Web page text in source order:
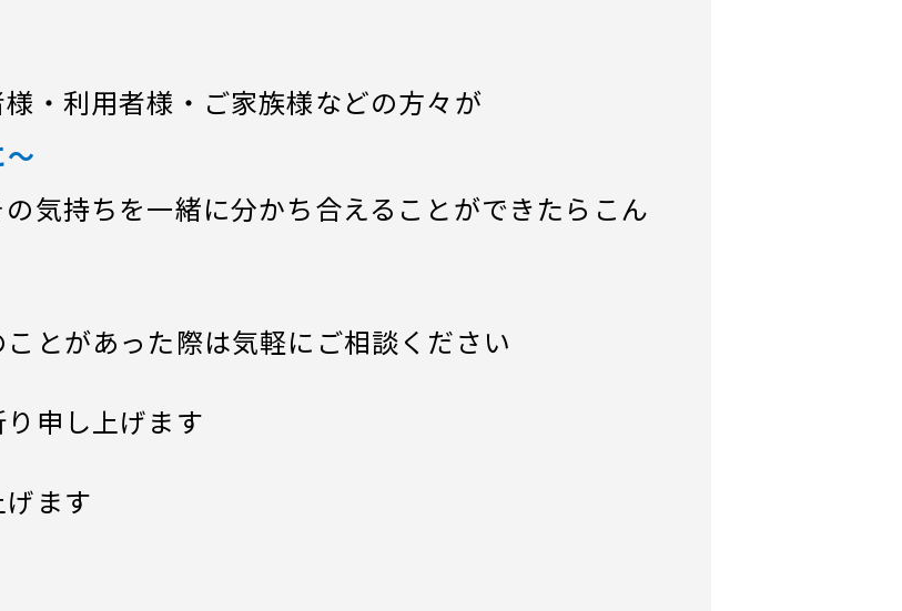
・利用者様・ご家族様などの方々が
気持ちを一緒に分かち合えることができたらこん
とがあった際は気軽にご相談ください
申し上げます
ます